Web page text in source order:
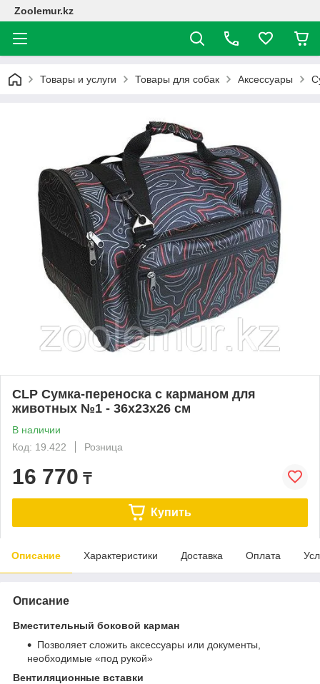
Zoolemur.kz
Товары и услуги Товары для собак Аксессуары
CLP Сумка-переноска с карманом для
животных №1 - 36х23х26 см
В наличии
Код: 19.422
Розница
16 770 ₸
Купить
Описание Характеристики Доставка Оплата
Описание
Вместительный боковой карман
Позволяет сложить аксессуары или документы,
необходимые «под рукой»
Вентиляционные вставки